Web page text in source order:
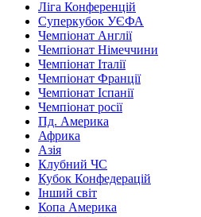
Ліга Конференцій
Суперкубок УЄФА
Чемпіонат Англії
Чемпіонат Німеччини
Чемпіонат Італії
Чемпіонат Франції
Чемпіонат Іспанії
Чемпіонат росії
Пд. Америка
Африка
Азія
Клубний ЧС
Кубок Конфедерацій
Інший світ
Копа Америка